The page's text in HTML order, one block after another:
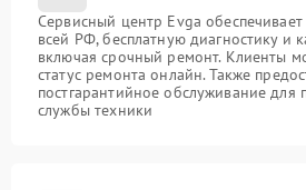
Сервисный центр Evga
всей РФ, бесплатную диагностику и
включая срочный ремонт. Клиенты
статус ремонта онлайн. Также
постгарантийное обслуживание для
службы техники